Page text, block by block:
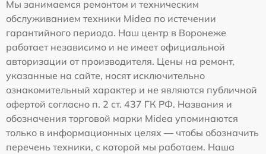
Мы занимаемся ремонтом и техническим
обслуживанием техники Midea по истечении
гарантийного периода. Наш центр в Воронеже
работает независимо и не имеет официальной
авторизации от производителя. Цены на ремонт,
указанные на сайте, носят исключительно
ознакомительный характер и не являются публичной
офертой согласно п. 2 ст. 437 ГК РФ. Названия и
обозначения торговой марки Midea упоминаются
только в информационных целях — чтобы обозначить
перечень техники, с которой мы работаем. Наша